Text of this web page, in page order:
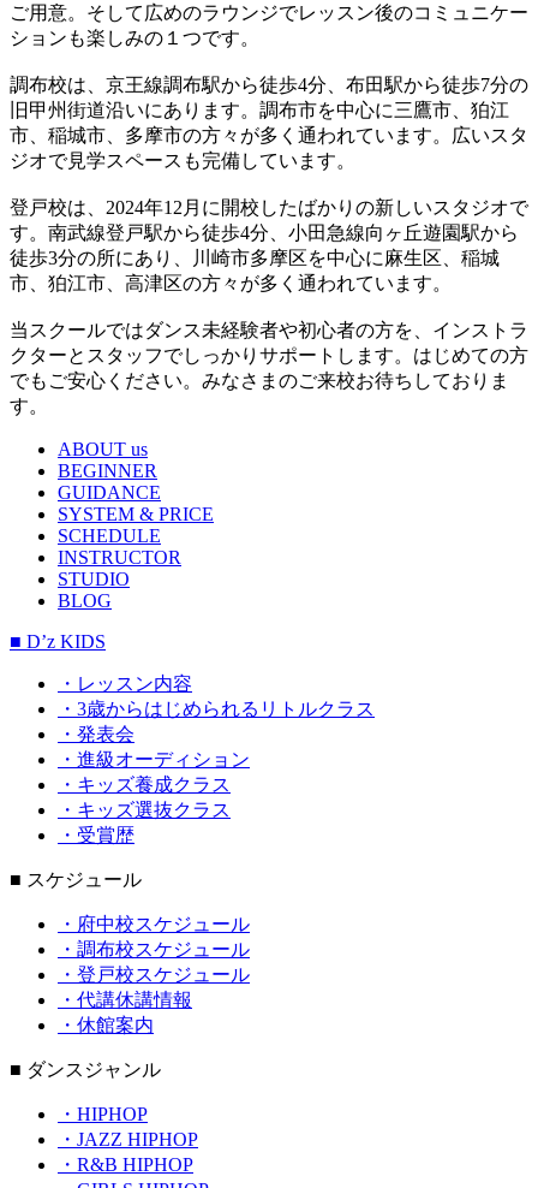
ご用意。そして広めのラウンジでレッスン後のコミュニケー
ションも楽しみの１つです。
調布校は、京王線調布駅から徒歩4分、布田駅から徒歩7分の
旧甲州街道沿いにあります。調布市を中心に三鷹市、狛江
市、稲城市、多摩市の方々が多く通われています。広いスタ
ジオで見学スペースも完備しています。
登戸校は、2024年12月に開校したばかりの新しいスタジオで
す。南武線登戸駅から徒歩4分、小田急線向ヶ丘遊園駅から
徒歩3分の所にあり、川崎市多摩区を中心に麻生区、稲城
市、狛江市、高津区の方々が多く通われています。
当スクールではダンス未経験者や初心者の方を、インストラ
クターとスタッフでしっかりサポートします。はじめての方
でもご安心ください。みなさまのご来校お待ちしておりま
す。
ABOUT us
BEGINNER
GUIDANCE
SYSTEM & PRICE
SCHEDULE
INSTRUCTOR
STUDIO
BLOG
■ D’z KIDS
・レッスン内容
・3歳からはじめられるリトルクラス
・発表会
・進級オーディション
・キッズ養成クラス
・キッズ選抜クラス
・受賞歴
■ スケジュール
・府中校スケジュール
・調布校スケジュール
・登戸校スケジュール
・代講休講情報
・休館案内
■ ダンスジャンル
・HIPHOP
・JAZZ HIPHOP
・R&B HIPHOP